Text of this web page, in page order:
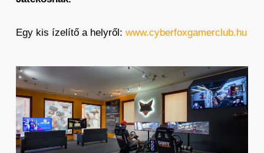
Egy kis ízelítő a helyről: www.cyberfoxgamerclub.hu